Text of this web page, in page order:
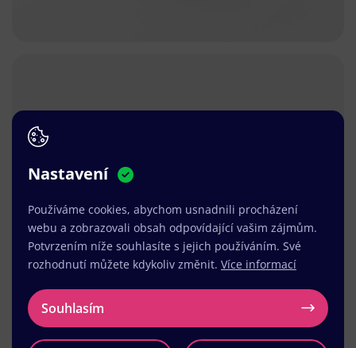
Nastavení
Používáme cookies, abychom usnadnili procházení
webu a zobrazovali obsah odpovídající vašim zájmům.
Potvrzením níže souhlasíte s jejich používáním. Své
rozhodnutí můžete kdykoliv změnit. Více informací
Souhlasím